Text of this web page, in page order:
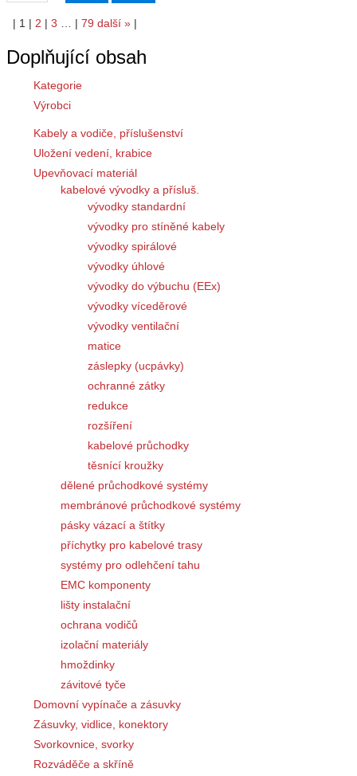
| 1 | 2 | 3 | 79 další » |
Doplňující obsah
Kategorie
Výrobci
Kabely a vodiče, příslušenství
Uložení vedení, krabice
Upevňovací materiál
kabelové vývodky a přísluš.
vývodky standardní
vývodky pro stíněné kabely
vývodky spirálové
vývodky úhlové
vývodky do výbuchu (EEx)
vývodky víceděrové
vývodky ventilační
matice
záslepky (ucpávky)
ochranné zátky
redukce
rozšíření
kabelové průchodky
těsnící kroužky
dělené průchodkové systémy
membránové průchodkové systémy
pásky vázací a štítky
příchytky pro kabelové trasy
systémy pro odlehčení tahu
EMC komponenty
lišty instalační
ochrana vodičů
izolační materiály
hmoždinky
závitové tyče
Domovní vypínače a zásuvky
Zásuvky, vidlice, konektory
Svorkovnice, svorky
Rozváděče a skříně